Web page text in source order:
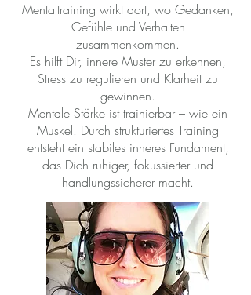
Mentaltraining wirkt dort, wo Gedanken,
Gefühle und Verhalten
zusammenkommen.
Es hilft Dir, innere Muster zu erkennen,
Stress zu regulieren und Klarheit zu
gewinnen.
Mentale Stärke ist trainierbar – wie ein
Muskel. Durch strukturiertes Training
entsteht ein stabiles inneres Fundament,
das Dich ruhiger, fokussierter und
handlungssicherer macht.